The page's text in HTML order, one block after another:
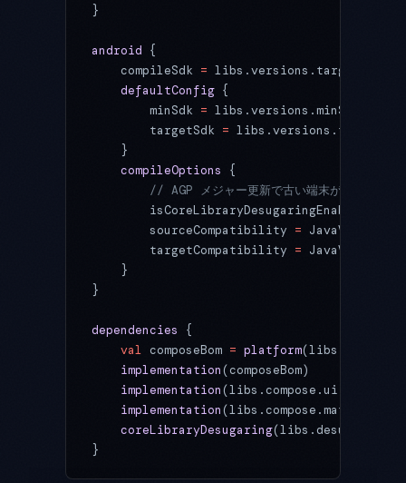
}
android {
    compileSdk
= libs.versions.targetSdk.
    defaultConfig
{
        minSdk
= libs.versions.minSdk.
        targetSdk
=
    }
    compileOptions
{
// AGP メジャー更新で古い端末が落ちない
        isCoreLibraryDesugaringEnabled
        sourceCompatibility
=
        targetCompatibility
=
    }
}
dependencies
{
    val
composeBom = platform
    implementation
(composeBom)
    implementation
(libs.compose.ui)
    implementation
(libs.compose.material3)
    coreLibraryDesugaring
}